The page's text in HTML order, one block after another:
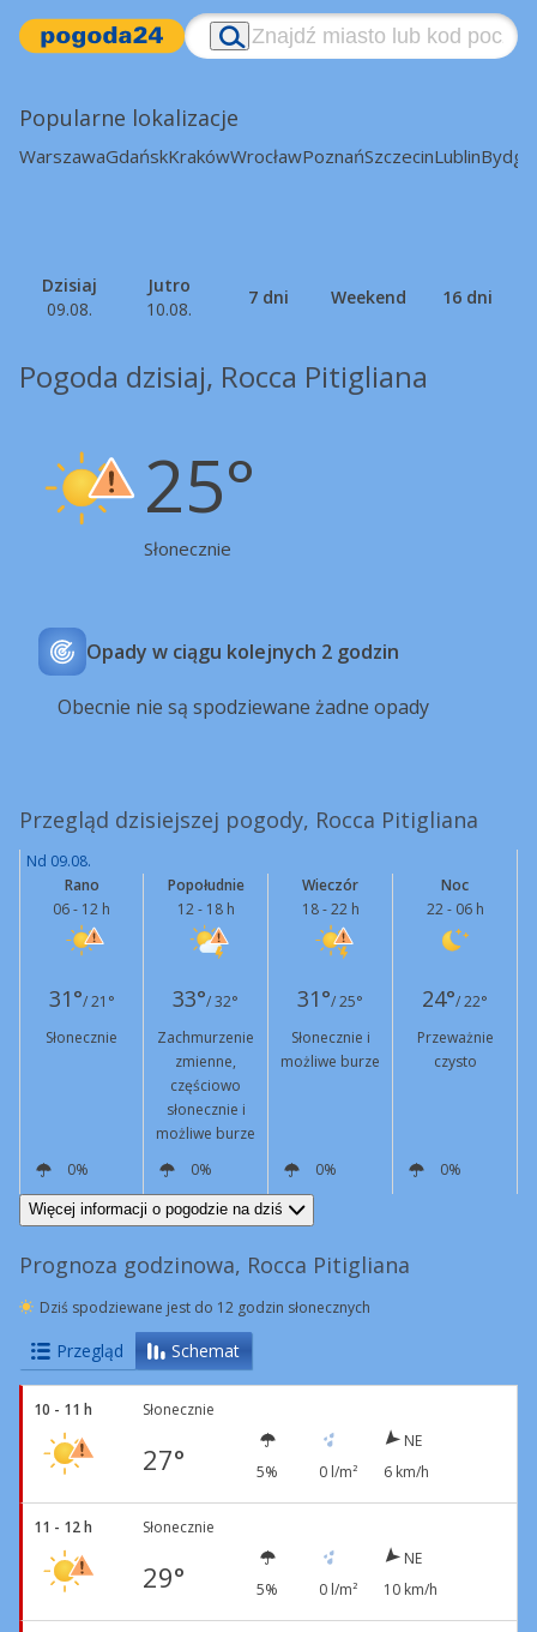
Popularne lokalizacje
WarszawaGdańskKrakówWrocławPoznańSzczecinLublin
Dzisiaj
09.08.
Jutro
10.08.
7 dni Weekend 16 dni
Pogoda dzisiaj, Rocca Pitigliana
25°
Słonecznie
Opady w ciągu kolejnych 2 godzin
Obecnie nie są spodziewane żadne opady
Przegląd dzisiejszej pogody, Rocca Pitigliana
Nd 09.08.
Rano
06 - 12 h
Popołudnie
12 - 18 h
Wieczór
18 - 22 h
Noc
22 - 06 h
31°/ 21° 33°/ 32° 31°/ 25° 24°/ 22°
Słonecznie
Zachmurzenie
zmienne,
częściowo
słonecznie i
możliwe burze
Słonecznie i
możliwe burze
Przeważnie
czysto
0% 0% 0%
0%
E
4 km/h NE
11 km/h
Więcej informacji o pogodzie na dziś
Prognoza godzinowa, Rocca Pitigliana
Dziś spodziewane jest do 12 godzin słonecznych
Przegląd Schemat
10 - 11 h Słonecznie
27° 5% 0 l/m²
NE
6 km/h
11 - 12 h Słonecznie
29° 5% 0 l/m²
NE
10 km/h